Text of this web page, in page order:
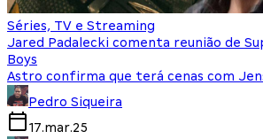
Séries, TV e Streaming
Jared Padalecki comenta reunião de
Boys
Astro confirma que terá cenas com
Pedro Siqueira
17.mar.25